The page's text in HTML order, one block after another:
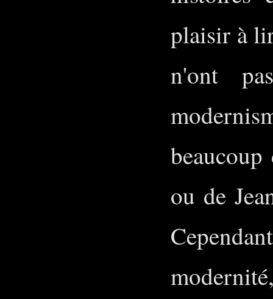
plaisir à
n'ont
ou de